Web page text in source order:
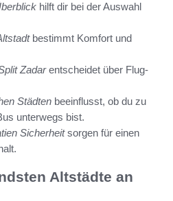
hilft dir bei der Auswahl
bestimmt Komfort und
Zadarentscheidet über Flug-
Städten beeinflusst, ob du zu
unterwegs bist.
Sicherheitsorgen für einen
Altstädte an